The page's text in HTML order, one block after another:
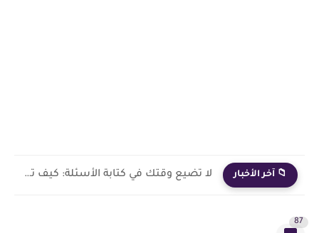
📁 آخر الأخبار لا تضيع وقتك في كتابة الأسئلة: كيف تصنع امتحانات ومذكرات...
87